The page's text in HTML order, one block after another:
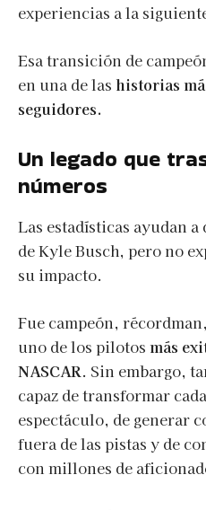
experiencias a la
Esa transición de
en una de las historias
seguidores.
Un legado que
números
Las estadísticas ayudan
de Kyle Busch, pero no
su impacto.
Fue campeón,
uno de los pilotos más
NASCAR. Sin embargo,
capaz de transformar
espectáculo, de generar
fuera de las pistas y de
con millones de